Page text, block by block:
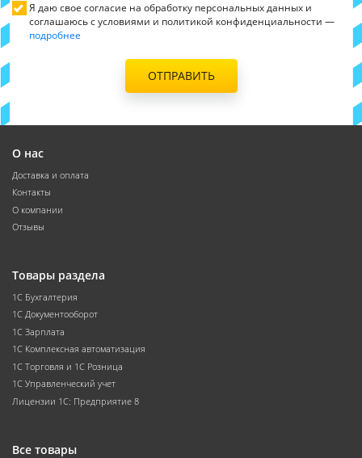
Я даю свое согласие на обработку персональных данных и
соглашаюсь с условиями и политикой конфиденциальности —
подробнее
ОТПРАВИТЬ
О нас
Доставка и оплата
Контакты
О компании
Отзывы
Товары раздела
1С Бухгалтерия
1С Документооборот
1С Зарплата
1С Комплексная автоматизация
1С Торговля и 1С Розница
1С Управленческий учет
Лицензии 1С: Предприятие 8
Все товары